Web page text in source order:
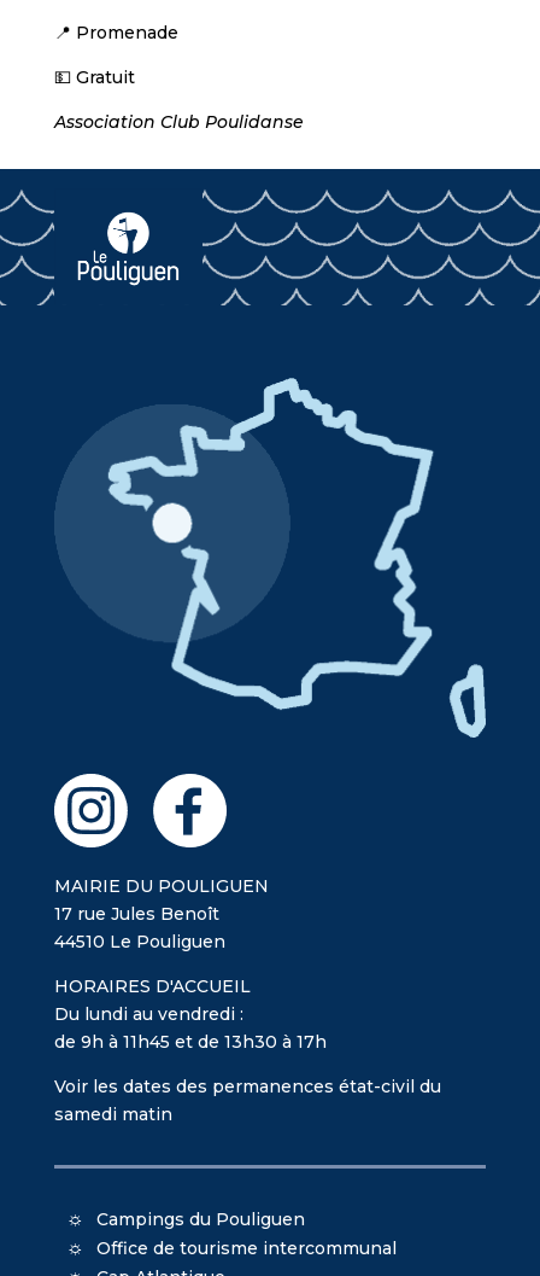
📍 Promenade
💵 Gratuit
Association Club Poulidanse
MAIRIE DU POULIGUEN
17 rue Jules Benoît
44510 Le Pouliguen
HORAIRES D'ACCUEIL
Du lundi au vendredi :
de 9h à 11h45 et de 13h30 à 17h
Voir les dates des permanences état-civil du
samedi matin
Campings du Pouliguen
Office de tourisme intercommunal